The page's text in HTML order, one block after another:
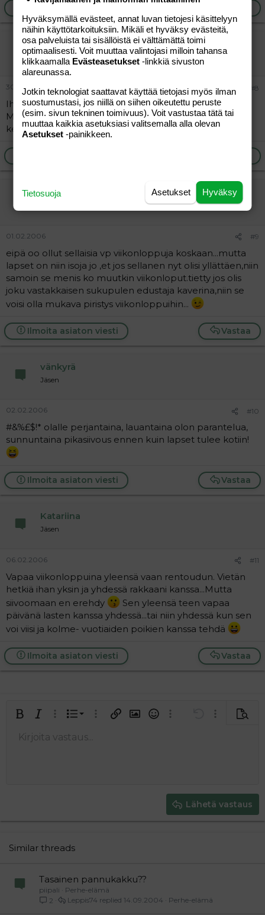
Ilmoita asiaton viesti
leah79
Vieras
30.01.2006 #8
Ihanan rehellinen ainakin olit! :hug:
Minäkin joskus olen niin tehnyt, ja varmasti en viimeistä
kertaa.
koululaisten äiti
01.02.2006 #9
eipä oo ollut sellaisia vp viikonloppuja koskaan...mutta
lapset on niin isoja jo ,et jos sellanen nyt olisi yllättäen,niin
samoin se menis ko muutkin viikonloput.tietty jos olis
joku vastakkaisen sukupulen edustaja kaverina,niin se
voisi olla mukava piristys viikonloppuihin...
Vastaa
Ilmoita asiaton viesti
vänkyrä
Jäsen
02.02.2006 #10
#&%£$!* olalle perjantaina, lauantaina olon parantelua,
sunnuntaina pikasiivous ennen kuin lapset tulee kotiin!
Vastaa
Ilmoita asiaton viesti
Katariina
Jäsen
06.02.2006 #11
Vapaa viikonloppuina yleensä vaan rentoudun. Vietän
hetkiä ihan yksin ja yhdessä rakkaani kanssa...Mutta
siivoomaan en erehdy
Sen yleensä teen vapaa
päivänä lasten kanssa yhdessä...tai niin yhdessä kun sen
voi viisi ja kolme- vuotiaiden poikien kanssa tehdä
Vastaa
Ilmoita asiaton viesti
LihavoituKursivoitu
Laajennettuun editoriin…
Lista
Järjestetty lista
Laajennettuun editoriin…
Lisää hyperlinkki
Lisää kuva
HymiötLaajennettuun
Kumoa
Fontin koko
9
26
Tekstiväri
KirjasintyyliArial
Yliviivaa
Tasaus Tasaa vasemmalle
Paragraph format
Normal
LainausLisää video/media
Lisää taulukko
Insert horizontal line
Tee uudelleen
BBCode-näkymä
Poista muotoilu
Luonnokset
Kirjoita vastaus...
Lähetä vastaus
Similar threads
Tasainen pannukakku??
piipali
Perhe-elämä
2
Perhe-elämä
14.09.2004
Leppis74
Hyväksymällä evästeet, annat luvan tietojesi käsittelyyn
näihin käyttötarkoituksiin. Mikäli et hyväksy evästeitä,
osa palveluista tai sisällöistä ei välttämättä toimi
optimaalisesti. Voit muuttaa valintojasi milloin tahansa
klikkaamalla Evästeasetukset -linkkiä sivuston
alareunassa.
Jotkin teknologiat saattavat käyttää tietojasi myös ilman
suostumustasi, jos niillä on siihen oikeutettu peruste
(esim. sivun tekninen toimivuus). Voit vastustaa tätä tai
muuttaa kaikkia asetuksiasi valitsemalla alla olevan
Asetukset -painikkeen.
Hyväksy
Asetukset
Tietosuoja